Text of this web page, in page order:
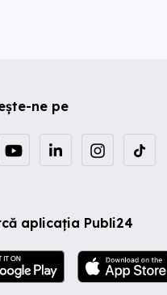
ne pe
aplicația Publi24